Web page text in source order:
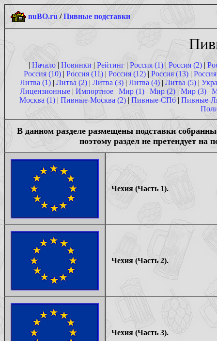
nuBO.ru /Пивные подставки
|Начало| Новинки| Рейтинг| Россия (1)| Россия (2)|
Россия (10)| Россия (11) | Россия (12)| Россия (13) |
Литва (1) | Литва (2) | Литва (3) | Литва (4) | Литва (5) |
Лицензионные | Импортное | Мир (1) | Мир (2) |Мир (3) |
Москва (1) | Пивные-Москва (2) | Пивные-СПб| Пивные-
В данном разделе размещены подставки
поэтому раздел не претендует на
Чехия (Часть 1).
Чехия (Часть 2).
Чехия (Часть 3).